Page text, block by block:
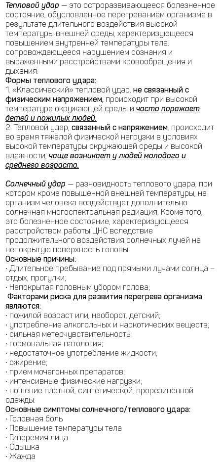
Тепловой удар — это остроразвивающееся болезненное
состояние, обусловленное перегреванием организма в
результате длительного воздействия высокой
температуры внешней среды, характеризующееся
повышением внутренней температуры тела,
сопровождающееся нарушением сознания и
выраженными расстройствами кровообращения и
дыхания.
Формы теплового удара:
1. «Классический» тепловой удар, не связанный с
физическим напряжением, происходит при высокой
температуре окружающей среды и часто поражает
детей и пожилых людей.
2. Тепловой удар, связанный с напряжением, происходит
во время тяжёлой физической нагрузки в условиях
высокой температуры окружающей среды и высокой
влажности, чаще возникает у людей молодого и
среднего возраста.
Солнечный удар — разновидность теплового удара, при
котором кроме повышенной внешней температуры, на
организм человека воздействует дополнительно
солнечная многоспектральная радиация. Кроме того,
это болезненное состояние, характеризующееся
расстройством работы ЦНС вследствие
продолжительного воздействия солнечных лучей на
непокрытую поверхность головы.
Основные причины:
• Длительное пребывание под прямыми лучами солнца –
отдых, прогулки;
• Непокрытая головным убором голова;
Факторами риска для развития перегрева организма
являются:
• пожилой возраст или, наоборот, детский;
• употребление алкогольных и наркотических веществ;
• сильная метеочувствительность;
• гормональная патология;
• недостаточное употребление жидкости;
• ожирение;
• прием мочегонных препаратов;
• интенсивные физические нагрузки;
• ношение плотной, синтетической, прорезиненной
одежды.
Основные симптомы солнечного/теплового удара:
• Головная боль
• Повышение температуры тела
• Гиперемия лица
• Одышка
• Жажда